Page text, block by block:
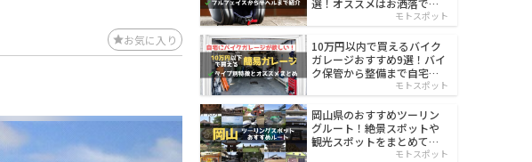
お気に入り
選！オススメはお洒落でワ
モトスポット
10万円以内で買えるバイク
ガレージおすすめ9選！バイ
ク保管から整備まで自宅で
モトスポット
岡山県のおすすめツーリン
グルート！絶景スポットや
観光スポットをまとめて紹
モトスポット